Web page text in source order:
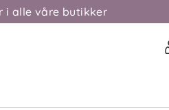
i alle våre butikker